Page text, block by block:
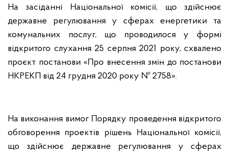
На засіданні Національної комісії, що здійснює
державне регулювання у сферах енергетики та
комунальних послуг, що проводилося у формі
відкритого слухання 25 серпня 2021 року, схвалено
проєкт постанови «Про внесення змін до постанови
НКРЕКП від 24 грудня 2020 року № 2758».
На виконання вимог Порядку проведення відкритого
обговорення проектів рішень Національної комісії,
що здійснює державне регулювання у сферах